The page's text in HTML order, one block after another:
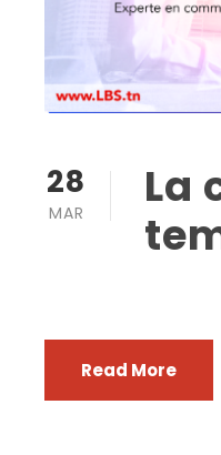
28
MAR
La
Read More